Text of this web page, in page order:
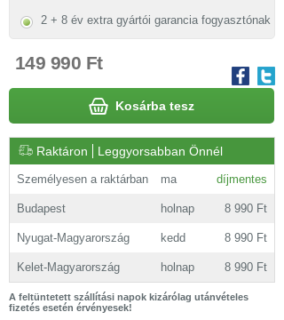
2 + 8 év extra gyártói garancia fogyasztónak
149 990 Ft
Kosárba tesz
Raktáron Leggyorsabban Önnél
Személyesen a raktárban ma díjmentes
Budapest holnap 8 990 Ft
Nyugat-Magyarország kedd 8 990 Ft
Kelet-Magyarország holnap 8 990 Ft
A feltüntetett szállítási napok kizárólag utánvételes
fizetés esetén érvényesek!